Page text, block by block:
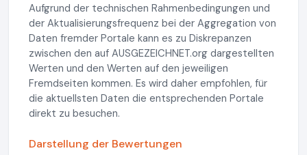
Aufgrund der technischen Rahmenbedingungen und
der Aktualisierungsfrequenz bei der Aggregation von
Daten fremder Portale kann es zu Diskrepanzen
zwischen den auf AUSGEZEICHNET.org dargestellten
Werten und den Werten auf den jeweiligen
Fremdseiten kommen. Es wird daher empfohlen, für
die aktuellsten Daten die entsprechenden Portale
direkt zu besuchen.
Darstellung der Bewertungen